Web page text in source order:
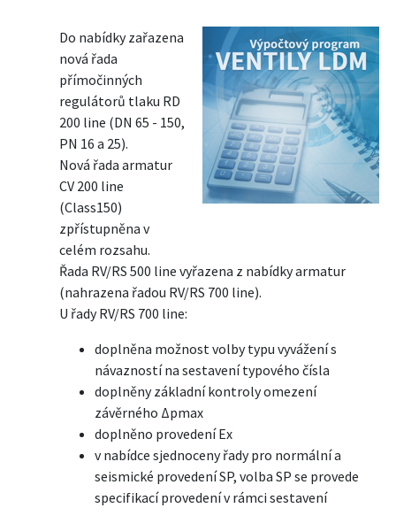
Do nabídky zařazena
nová řada
přímočinných
regulátorů tlaku RD
200 line (DN 65 - 150,
PN 16 a 25).
Nová řada armatur
CV 200 line
(Class150)
zpřístupněna v
celém rozsahu.
Řada RV/RS 500 line vyřazena z nabídky armatur
(nahrazena řadou RV/RS 700 line).
U řady RV/RS 700 line:
doplněna možnost volby typu vyvážení s
návazností na sestavení typového čísla
doplněny základní kontroly omezení
závěrného Δpmax
doplněno provedení Ex
v nabídce sjednoceny řady pro normální a
seismické provedení SP, volba SP se provede
specifikací provedení v rámci sestavení